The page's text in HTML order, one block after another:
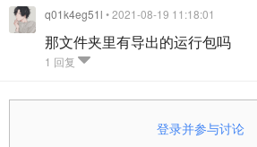
q01k4eg51l • 2021-08-19 11:18:01
那文件夹里有导出的运行包吗
1 回复
登录并参与讨论